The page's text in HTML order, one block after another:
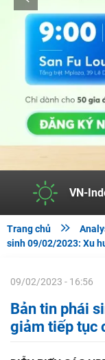
VN-
Trang chủ 
sinh 09/02/2023: Xu
09/02/2023 - 16:56
Bản tin phái
giảm tiếp tục